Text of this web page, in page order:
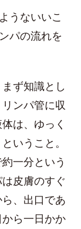
うないいこ
パの流れを
ず知識とし
ンパ管に収
は、ゆっく
いうこと。
一分という
皮膚のすぐ
、出口であ
ら一日かか